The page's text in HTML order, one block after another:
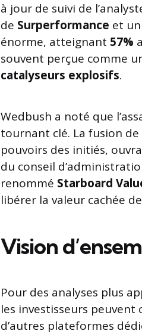
à jour de suivi de
de Surperformance et
énorme, atteignant 57%
souvent perçue comme
catalyseurs explosifs.
Wedbush a noté que
tournant clé. La fusion de
pouvoirs des initiés,
du conseil
renommé Starboard
libérer la valeur cachée
Vision
Pour des analyses plus
les investisseurs peuvent
d’autres plateformes